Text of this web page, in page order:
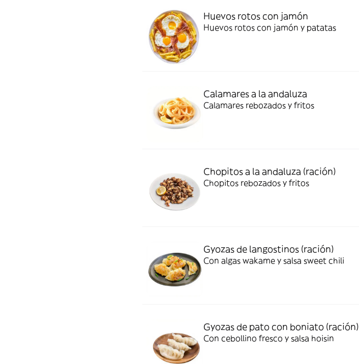
Huevos rotos con jamón
Huevos rotos con jamón y patatas
Calamares a la andaluza
Calamares rebozados y fritos
Chopitos a la andaluza (ración)
Chopitos rebozados y fritos
Gyozas de langostinos (ración)
Con algas wakame y salsa sweet chili
Gyozas de pato con boniato (ración)
Con cebollino fresco y salsa hoisin